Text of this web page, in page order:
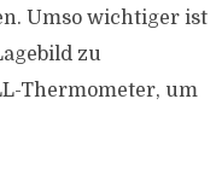
Umso wichtiger ist
zu
Thermometer, um